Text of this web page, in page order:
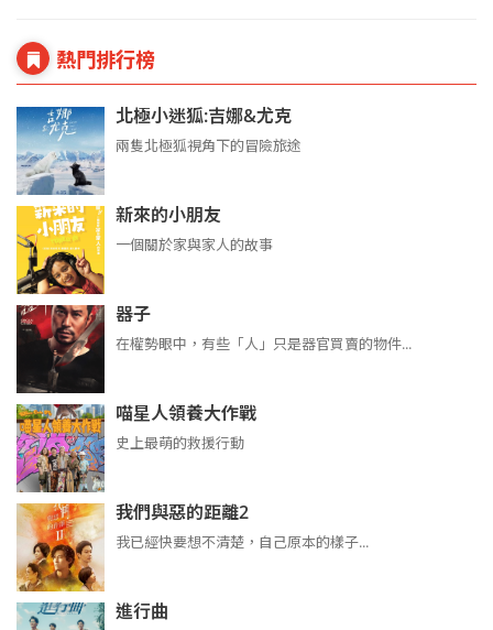
熱門排行榜
北極小迷狐:吉娜&尤克
兩隻北極狐視角下的冒險旅途
新來的小朋友
一個關於家與家人的故事
器子
在權勢眼中，有些「人」只是器官買賣的物件...
喵星人領養大作戰
史上最萌的救援行動
我們與惡的距離2
我已經快要想不清楚，自己原本的樣子...
進行曲